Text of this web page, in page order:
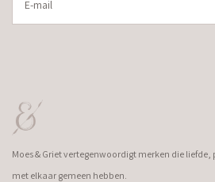
Moes & Griet vertegenwoordigt merken die
met elkaar gemeen hebben.